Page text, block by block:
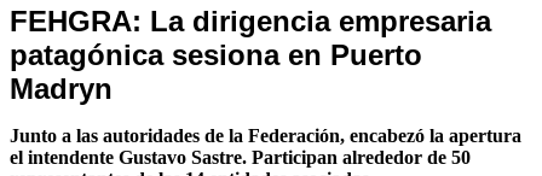
Noticias
de
Turismo
FEHGRA: La dirigencia empresaria
patagónica sesiona en Puerto
Madryn
Junto a las autoridades de la Federación, encabezó la apertura
el intendente Gustavo Sastre. Participan alrededor de 50